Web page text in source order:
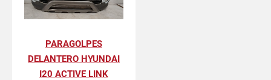
PARAGOLPES
DELANTERO HYUNDAI
I20 ACTIVE LINK